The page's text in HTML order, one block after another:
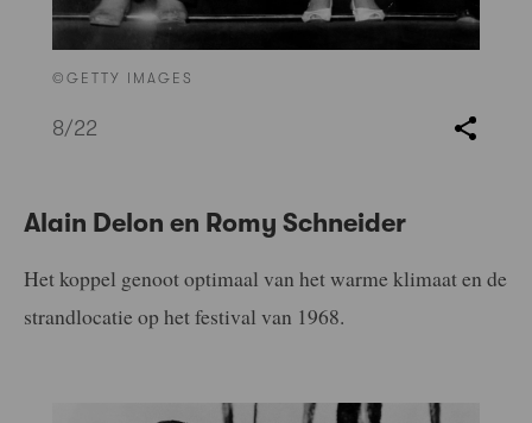
©GETTY IMAGES
8/22
Alain Delon en Romy Schneider
Het koppel genoot optimaal van het warme klimaat en de
strandlocatie op het festival van 1968.